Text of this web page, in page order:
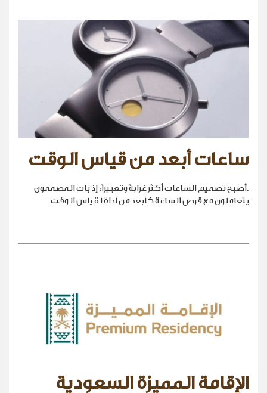
ساعات أبعد من قياس الوقت
.أصبح تصميم الساعات أكثر غرابةً وتعبيراً، إذ بات المصممون
يتعاملون مع قرص الساعة كأبعد من أداة لقياس الوقت
الإقامة المميزة السعودية